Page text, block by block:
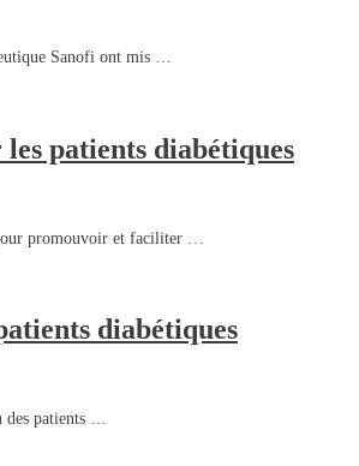
Sanofi ont mis …
patients diabétiques
promouvoir et faciliter …
diabétiques
des patients …